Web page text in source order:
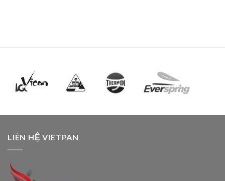
LIÊN HỆ VIETPAN